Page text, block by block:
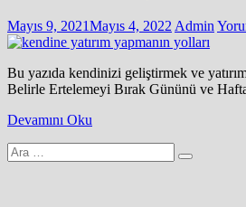
Mayıs 9, 2021Mayıs 4, 2022 Admin
Bu yazıda kendinizi geliştirmek ve
Belirle Ertelemeyi Bırak Gününü ve
Devamını Oku
Arama
yap: